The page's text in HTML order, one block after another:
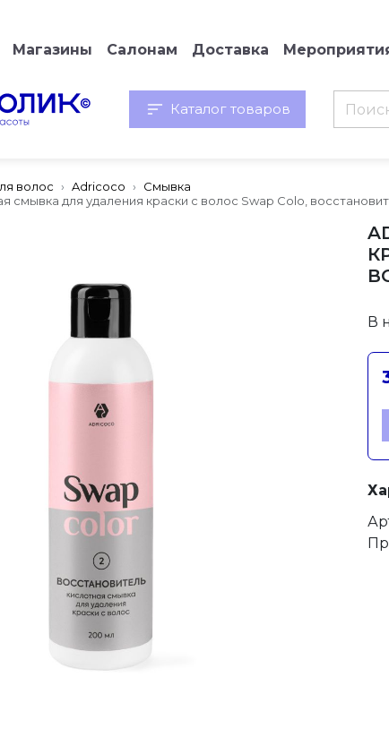
Магазины Салонам Доставка
Каталог товаров
волос Adricoco
Смывка
смывка для удаления краски с волос Swap Colo,
В